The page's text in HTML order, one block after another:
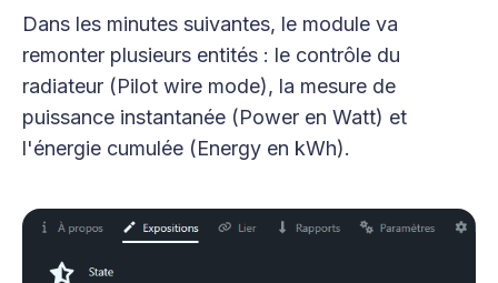
Dans les minutes suivantes, le module va
remonter plusieurs entités : le contrôle du
radiateur (Pilot wire mode), la mesure de
puissance instantanée (Power en Watt) et
l'énergie cumulée (Energy en kWh).